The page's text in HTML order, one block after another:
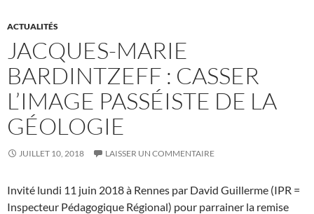
ACTUALITÉS
JACQUES-MARIE
BARDINTZEFF : CASSER
L’IMAGE PASSÉISTE DE LA
GÉOLOGIE
JUILLET 10, 2018 LAISSER UN COMMENTAIRE
Invité lundi 11 juin 2018 à Rennes par David Guillerme (IPR =
Inspecteur Pédagogique Régional) pour parrainer la remise